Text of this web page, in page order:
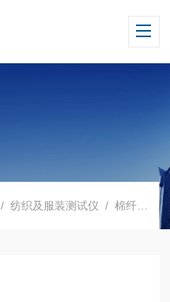
/纺织及服装测试仪 /棉纤维马克隆仪